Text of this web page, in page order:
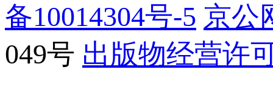
备10014304号-5 京公
049号 出版物经营许